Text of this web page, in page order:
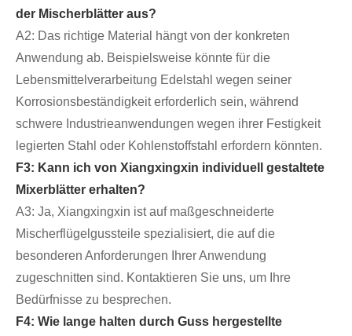
der Mischerblätter aus?
A2: Das richtige Material hängt von der konkreten
Anwendung ab. Beispielsweise könnte für die
Lebensmittelverarbeitung Edelstahl wegen seiner
Korrosionsbeständigkeit erforderlich sein, während
schwere Industrieanwendungen wegen ihrer Festigkeit
legierten Stahl oder Kohlenstoffstahl erfordern könnten.
F3: Kann ich von Xiangxingxin individuell gestaltete
Mixerblätter erhalten?
A3: Ja, Xiangxingxin ist auf maßgeschneiderte
Mischerflügelgussteile spezialisiert, die auf die
besonderen Anforderungen Ihrer Anwendung
zugeschnitten sind. Kontaktieren Sie uns, um Ihre
Bedürfnisse zu besprechen.
F4: Wie lange halten durch Guss hergestellte